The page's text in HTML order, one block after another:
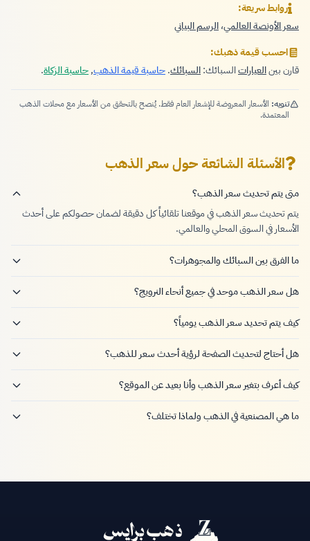
روابط سريعة:
سعر الأونصة العالمي،الرسم البياني
احسب قيمة ذهبك:
قارن بينالعياراتالسبائك:السبائك.حاسبة قيمة الذهب,حاسبة الزكاة.
تنويه: الأسعار المعروضة للإشعار العام فقط. يُنصح بالتحقق من الأسعار مع محلات الذهب
المعتمدة.
الأسئلة الشائعة حول سعر الذهب
متى يتم تحديث سعر الذهب؟
يتم تحديث سعر الذهب في موقعنا تلقائياً كل دقيقة لضمان حصولكم على أحدث
الأسعار في السوق المحلي والعالمي.
ما الفرق بين السبائك والمجوهرات؟
هل سعر الذهب موحد في جميع أنحاء النرويج؟
كيف يتم تحديد سعر الذهب يومياً؟
هل أحتاج لتحديث الصفحة لرؤية أحدث سعر للذهب؟
كيف أعرف بتغير سعر الذهب وأنا بعيد عن الموقع؟
ما هي المصنعية في الذهب ولماذا تختلف؟